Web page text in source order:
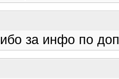
за инфо по